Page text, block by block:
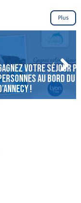
Plus
votre séjour
au bord du
!